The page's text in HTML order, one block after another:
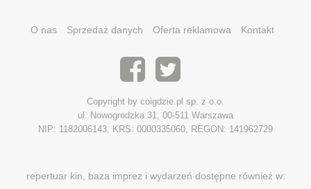
O nas Sprzedaż danych Oferta reklamowa Kontakt
Copyright by coigdzie.pl sp. z o.o.
ul. Nowogrodzka 31, 00-511 Warszawa
NIP: 1182006143, KRS: 0000335060, REGON: 141962729
repertuar kin, baza imprez i wydarzeń dostępne również w: